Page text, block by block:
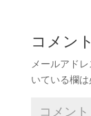
コメン
メールアド
いている欄